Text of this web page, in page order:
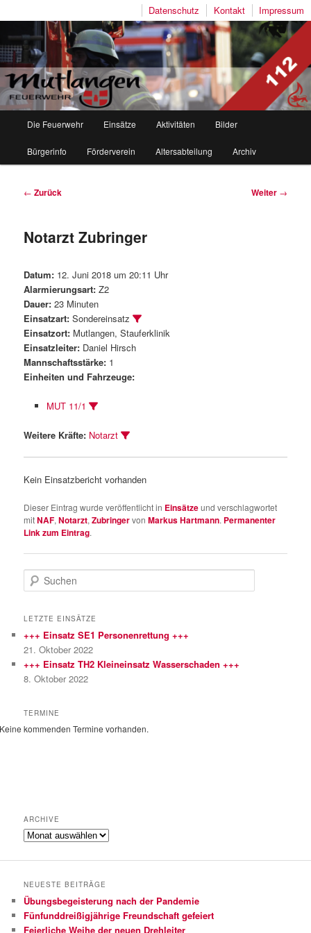
Impressum
Kontakt
Datenschutz
Freiwillige Feuerwehr Mutlangen
Zum
Inhalt
Zum
sekundären
Die Feuerwehr Einsätze Aktivitäten Bilder
Bürgerinfo Förderverein Altersabteilung Archiv
Beitragsnavigation
← Zurück Weiter →
Notarzt Zubringer
Datum: 12. Juni 2018 um 20:11 Uhr
Alarmierungsart: Z2
Dauer: 23 Minuten
Einsatzart: Sondereinsatz
Einsatzort: Mutlangen, Stauferklinik
Einsatzleiter: Daniel Hirsch
Mannschaftsstärke: 1
Einheiten und Fahrzeuge:
MUT 11/1
Weitere Kräfte: Notarzt
Kein Einsatzbericht vorhanden
Dieser Eintrag wurde veröffentlicht in Einsätzeund verschlagwortet
mitNAF,Notarzt,ZubringervonMarkus Hartmann. Permanenter
Link zum Eintrag.
u
h
n
LETZTE EINSÄTZE
+++ Einsatz SE1 Personenrettung +++
21. Oktober 2022
+++ Einsatz TH2 Kleineinsatz Wasserschaden +++
8. Oktober 2022
TERMINE
Keine kommenden Termine vorhanden.
ARCHIVE
Archive
NEUESTE BEITRÄGE
Übungsbegeisterung nach der Pandemie
Fünfunddreißigjährige Freundschaft gefeiert
Feierliche Weihe der neuen Drehleiter